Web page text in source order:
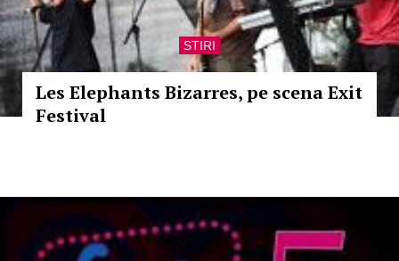
STIRI
Les Elephants Bizarres, pe scena Exit
Festival